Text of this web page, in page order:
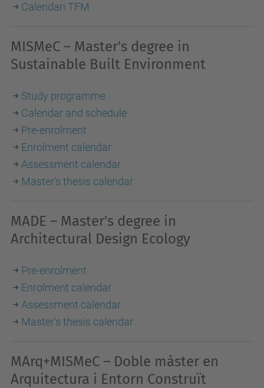
Calendari TFM
MISMeC – Master's degree in
Sustainable Built Environment
Study programme
Calendar and schedule
Pre-enrolment
Enrolment calendar
Assessment calendar
Master's thesis calendar
MADE – Master's degree in
Architectural Design Ecology
Pre-enrolment
Enrolment calendar
Assessment calendar
Master's thesis calendar
MArq+MISMeC – Doble màster en
Arquitectura i Entorn Construït